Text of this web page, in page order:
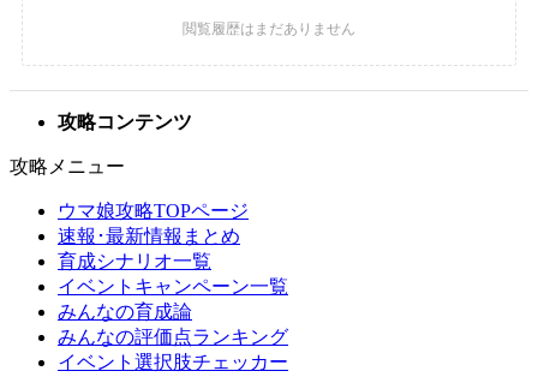
攻略コンテンツ
攻略メニュー
ウマ娘攻略TOPページ
速報･最新情報まとめ
育成シナリオ一覧
イベントキャンペーン一覧
みんなの育成論
みんなの評価点ランキング
イベント選択肢チェッカー